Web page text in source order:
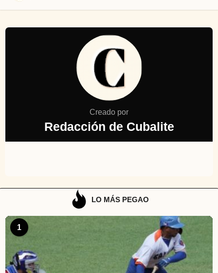
Creado por
Redacción de Cubalite
LO MÁS PEGAO
1